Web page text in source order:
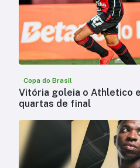
Copa do Brasil
Vitória goleia o Athletico
quartas de final